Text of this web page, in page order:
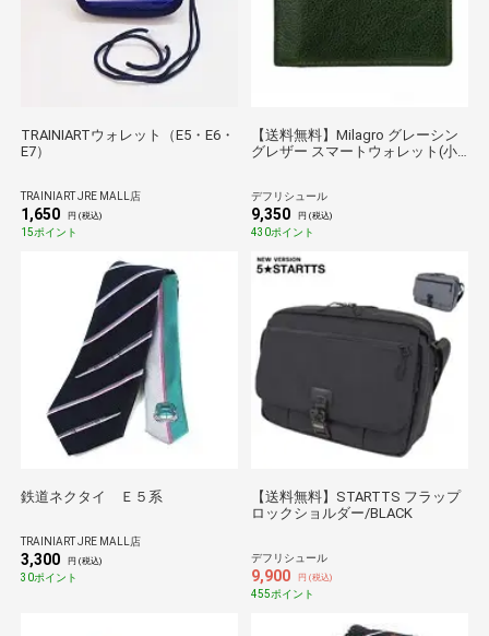
TRAINIARTウォレット（E5・E6・
E7）
TRAINIART JRE MALL店
1,650 円 (税込)
15ポイント
【送料無料】Milagro グレーシン
グレザー スマートウォレット(小
デフリシュール
9,350 円 (税込)
430ポイント
鉄道ネクタイ Ｅ５系
TRAINIART JRE MALL店
3,300 円 (税込)
30ポイント
【送料無料】STARTTS フラップ
ロックショルダー/BLACK
デフリシュール
9,900 円 (税込)
455ポイント